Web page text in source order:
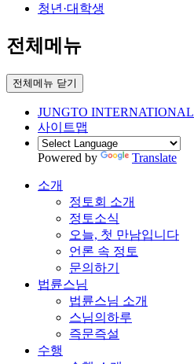
청년·대학생
전체메뉴
전체메뉴 닫기
JUNGTO INTERNATIONAL
사이트맵
Powered by Translate
소개
정토회 소개
정토소식
오늘, 첫 만남입니다
언론 속 정토
문의하기
법륜스님
법륜스님 소개
스님의하루
즉문즉설
수행